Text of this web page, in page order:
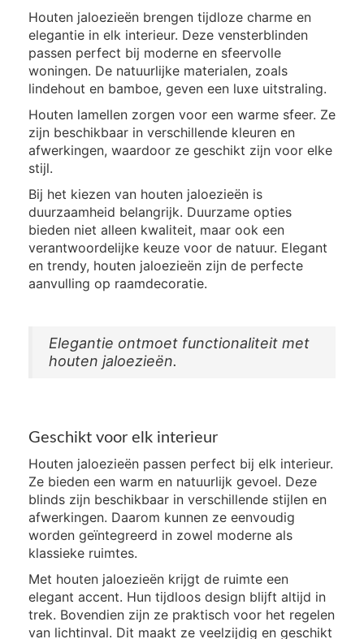
Houten jaloezieën brengen tijdloze charme en
elegantie in elk interieur. Deze vensterblinden
passen perfect bij moderne en sfeervolle
woningen. De natuurlijke materialen, zoals
lindehout en bamboe, geven een luxe uitstraling.
Houten lamellen zorgen voor een warme sfeer. Ze
zijn beschikbaar in verschillende kleuren en
afwerkingen, waardoor ze geschikt zijn voor elke
stijl.
Bij het kiezen van houten jaloezieën is
duurzaamheid belangrijk. Duurzame opties
bieden niet alleen kwaliteit, maar ook een
verantwoordelijke keuze voor de natuur. Elegant
en trendy, houten jaloezieën zijn de perfecte
aanvulling op raamdecoratie.
Elegantie ontmoet functionaliteit met
houten jaloezieën.
Geschikt voor elk interieur
Houten jaloezieën passen perfect bij elk interieur.
Ze bieden een warm en natuurlijk gevoel. Deze
blinds zijn beschikbaar in verschillende stijlen en
afwerkingen. Daarom kunnen ze eenvoudig
worden geïntegreerd in zowel moderne als
klassieke ruimtes.
Met houten jaloezieën krijgt de ruimte een
elegant accent. Hun tijdloos design blijft altijd in
trek. Bovendien zijn ze praktisch voor het regelen
van lichtinval. Dit maakt ze veelzijdig en geschikt